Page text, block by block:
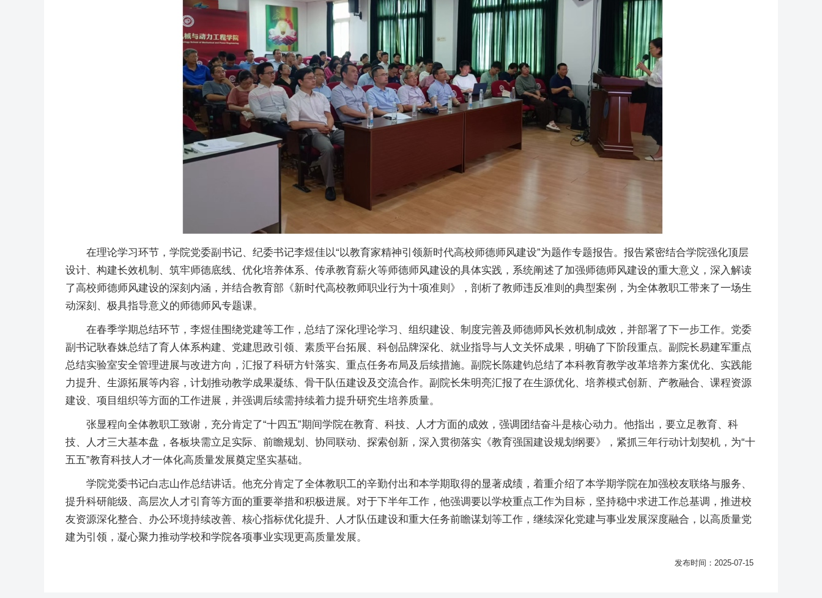
在理论学习环节，学院党委副书记、纪委书记李煜佳以“以教育家精神引领新时代高校师德师风建设”为题作专题报告。报告紧密结合学院强化顶层
设计、构建长效机制、筑牢师德底线、优化培养体系、传承教育薪火等师德师风建设的具体实践，系统阐述了加强师德师风建设的重大意义，深入解读
了高校师德师风建设的深刻内涵，并结合教育部《新时代高校教师职业行为十项准则》，剖析了教师违反准则的典型案例，为全体教职工带来了一场生
动深刻、极具指导意义的师德师风专题课。
在春季学期总结环节，李煜佳围绕党建等工作，总结了深化理论学习、组织建设、制度完善及师德师风长效机制成效，并部署了下一步工作。党委
副书记耿春姝总结了育人体系构建、党建思政引领、素质平台拓展、科创品牌深化、就业指导与人文关怀成果，明确了下阶段重点。副院长易建军重点
总结实验室安全管理进展与改进方向，汇报了科研方针落实、重点任务布局及后续措施。副院长陈建钧总结了本科教育教学改革培养方案优化、实践能
力提升、生源拓展等内容，计划推动教学成果凝练、骨干队伍建设及交流合作。副院长朱明亮汇报了在生源优化、培养模式创新、产教融合、课程资源
建设、项目组织等方面的工作进展，并强调后续需持续着力提升研究生培养质量。
张显程向全体教职工致谢，充分肯定了“十四五”期间学院在教育、科技、人才方面的成效，强调团结奋斗是核心动力。他指出，要立足教育、科
技、人才三大基本盘，各板块需立足实际、前瞻规划、协同联动、探索创新，深入贯彻落实《教育强国建设规划纲要》，紧抓三年行动计划契机，为“十
五五”教育科技人才一体化高质量发展奠定坚实基础。
学院党委书记白志山作总结讲话。他充分肯定了全体教职工的辛勤付出和本学期取得的显著成绩，着重介绍了本学期学院在加强校友联络与服务、
提升科研能级、高层次人才引育等方面的重要举措和积极进展。对于下半年工作，他强调要以学校重点工作为目标，坚持稳中求进工作总基调，推进校
友资源深化整合、办公环境持续改善、核心指标优化提升、人才队伍建设和重大任务前瞻谋划等工作，继续深化党建与事业发展深度融合，以高质量党
建为引领，凝心聚力推动学校和学院各项事业实现更高质量发展。
发布时间：2025-07-15